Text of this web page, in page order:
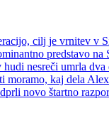
cilj je vrnitev v
predstavo
nesreči umrla
moramo, kaj dela
novo štartno